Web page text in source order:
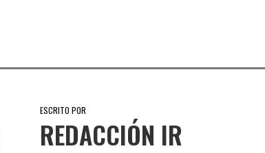
ESCRITO POR
REDACCIÓN IR